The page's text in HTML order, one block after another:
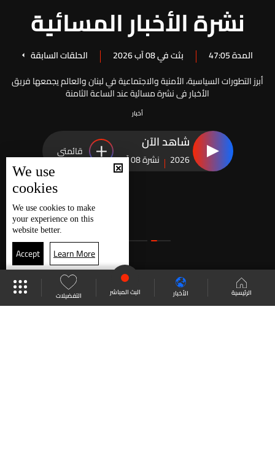
الرئيسية الأخبار البث المباشر التفضيلات
نشرة الأخبار المسائية
المدة 47:05 بثت في 08 آب 2026
الحلقات السابقة
أبرز التطورات السياسية، الأمنية والاجتماعية في لبنان والعالم يجمعها فريق
الأخبار في نشرة مسائية عند الساعة الثامنة
أخبار
شاهد الآن
2026 نشرة 08 آب
قائمتي
We use
cookies
We use cookies to make
your experience on this
website better.
Accept Learn More